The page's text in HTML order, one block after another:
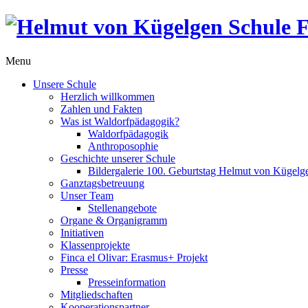
Menu
Unsere Schule
Herzlich willkommen
Zahlen und Fakten
Was ist Waldorfpädagogik?
Waldorfpädagogik
Anthroposophie
Geschichte unserer Schule
Bildergalerie 100. Geburtstag Helmut von
Ganztagsbetreuung
Unser Team
Stellenangebote
Organe & Organigramm
Initiativen
Klassenprojekte
Finca el Olivar: Erasmus+ Projekt
Presse
Presseinformation
Mitgliedschaften